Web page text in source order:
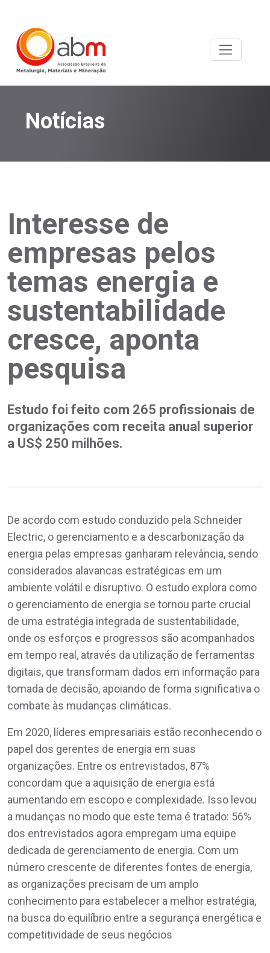
Notícias
Interesse de
empresas pelos
temas energia e
sustentabilidade
cresce, aponta
pesquisa
Estudo foi feito com 265 profissionais de
organizações com receita anual superior
a US$ 250 milhões.
De acordo com estudo conduzido pela Schneider
Electric, o gerenciamento e a descarbonização da
energia pelas empresas ganharam relevância, sendo
considerados alavancas estratégicas em um
ambiente volátil e disruptivo. O estudo explora como
o gerenciamento de energia se tornou parte crucial
de uma estratégia integrada de sustentabilidade,
onde os esforços e progressos são acompanhados
em tempo real, através da utilização de ferramentas
digitais, que transformam dados em informação para
tomada de decisão, apoiando de forma significativa o
combate às mudanças climáticas.
Em 2020, líderes empresariais estão reconhecendo o
papel dos gerentes de energia em suas
organizações. Entre os entrevistados, 87%
concordam que a aquisição de energia está
aumentando em escopo e complexidade. Isso levou
a mudanças no modo que este tema é tratado: 56%
dos entrevistados agora empregam uma equipe
dedicada de gerenciamento de energia. Com um
número crescente de diferentes fontes de energia,
as organizações precisam de um amplo
conhecimento para estabelecer a melhor estratégia,
na busca do equilíbrio entre a segurança energética e
competitividade de seus negócios